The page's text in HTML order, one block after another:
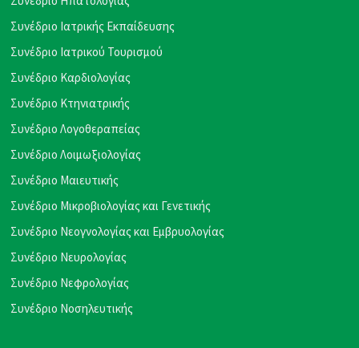
Συνέδριο Ιατρικής Εκπαίδευσης
Συνέδριο Ιατρικού Τουρισμού
Συνέδριο Καρδιολογίας
Συνέδριο Κτηνιατρικής
Συνέδριο Λογοθεραπείας
Συνέδριο Λοιμωξιολογίας
Συνέδριο Μαιευτικής
Συνέδριο Μικροβιολογίας και Γενετικής
Συνέδριο Νεογνολογίας και Εμβρυολογίας
Συνέδριο Νευρολογίας
Συνέδριο Νεφρολογίας
Συνέδριο Νοσηλευτικής